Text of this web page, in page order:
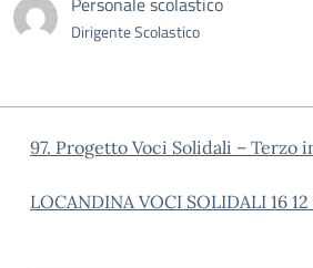
Dirigente Scolastico
97. Progetto Voci Solidali – Terzo
LOCANDINA VOCI SOLIDALI 16